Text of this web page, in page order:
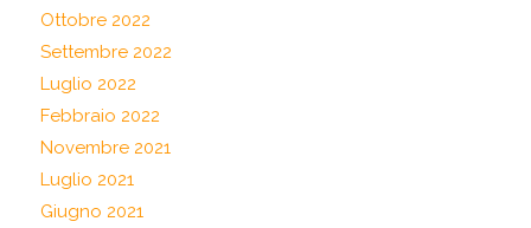
Ottobre 2022
Settembre 2022
Luglio 2022
Febbraio 2022
Novembre 2021
Luglio 2021
Giugno 2021